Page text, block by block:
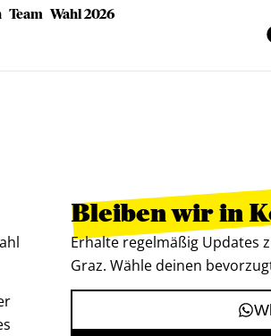
Team Wahl 2026
Bleiben wir in
Erhalte regelmäßig Updates
Graz. Wähle deinen